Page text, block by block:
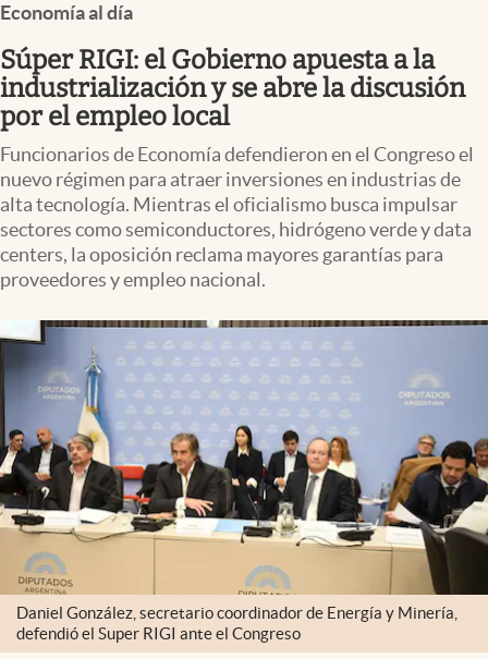
Negocios
Columnistas
Otras secciones
Infotechnology
Clima
Eventos Corporativos
El Cronista Studio
Mediakit
abre en nueva pestaña
Argentina
Economía al día
Súper RIGI: el Gobierno apuesta a la
industrialización y se abre la discusión
por el empleo local
Funcionarios de Economía defendieron en el Congreso el
nuevo régimen para atraer inversiones en industrias de
alta tecnología. Mientras el oficialismo busca impulsar
sectores como semiconductores, hidrógeno verde y data
centers, la oposición reclama mayores garantías para
proveedores y empleo nacional.
Daniel González, secretario coordinador de Energía y Minería,
defendió el Super RIGI ante el Congreso